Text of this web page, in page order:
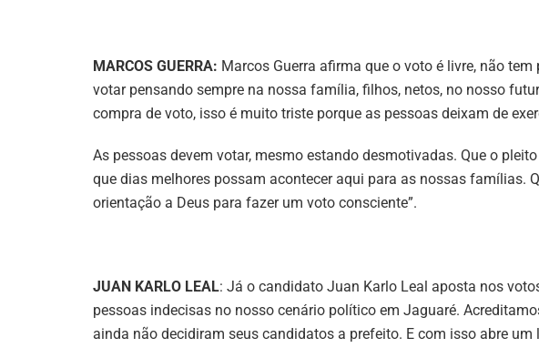
MARCOS GUERRA: Marcos Guerra afirma que o voto é livre, não
votar pensando sempre na nossa família, filhos, netos, no nosso
compra de voto, isso é muito triste porque as pessoas deixam de
As pessoas devem votar, mesmo estando desmotivadas. Que o
que dias melhores possam acontecer aqui para as nossas famílias.
orientação a Deus para fazer um voto consciente”.
JUAN KARLO LEAL: Já o candidato Juan Karlo Leal aposta nos
pessoas indecisas no nosso cenário político em Jaguaré.
ainda não decidiram seus candidatos a prefeito. E com isso abre